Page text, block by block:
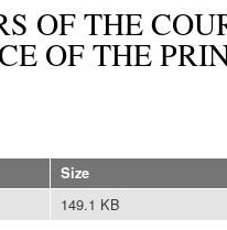
OF THE
OF THE
Size
149.1 KB